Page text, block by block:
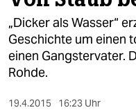
politik
öko
gesellschaft
kultur
„Dicker als Wasser“
Geschichte um einen
einen Gangstervater.
Rohde.
19.4.2015 16:23 Uhr